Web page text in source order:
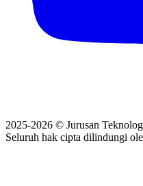
2025-2026 © Jurusan
Seluruh hak cipta dilindungi